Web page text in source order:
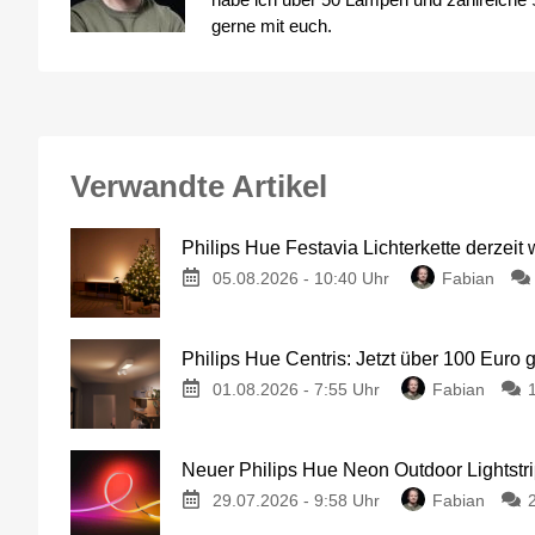
gerne mit euch.
Verwandte Artikel
Philips Hue Festavia Lichterkette derzeit
05.08.2026 - 10:40 Uhr Fabian
Philips Hue Centris: Jetzt über 100 Euro
01.08.2026 - 7:55 Uhr Fabian
Neuer Philips Hue Neon Outdoor
29.07.2026 - 9:58 Uhr Fabian